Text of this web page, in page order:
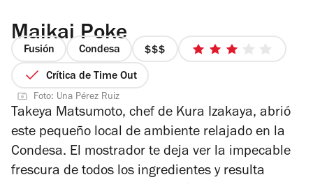
Maikai Poke
Fusión Condesa
precio
4
3
estrellas
Crítica de Time Out
Foto: Una Pérez Ruiz
Takeya Matsumoto, chef de Kura Izakaya, abrió
este pequeño local de ambiente relajado en la
Condesa. El mostrador te deja ver la impecable
frescura de todos los ingredientes y resulta